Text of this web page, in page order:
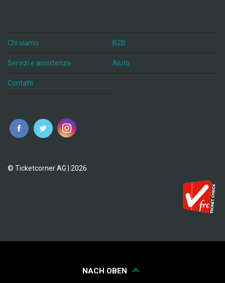
Chi siamo B2B
Servizi e assistenza Aiuto
Contatti
© Ticketcorner AG | 2026
NACH OBEN